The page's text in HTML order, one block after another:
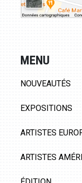
MENU
NOUVEAUTÉS
EXPOSITIONS
ARTISTES
ARTISTES